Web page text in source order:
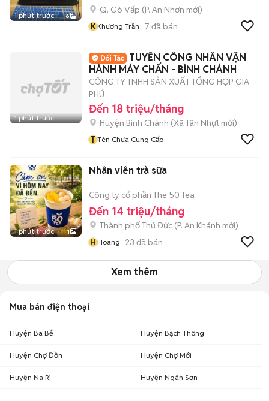
1 phút trước 6
Q. Gò Vấp (P. An Nhơn mới)
KKhương Trần 7 đã bán
1 phút trước
TUYỂN CÔNG NHÂN VẬN
HÀNH MÁY CHẤN - BÌNH CHÁNH
CÔNG TY TNHH SẢN XUẤT TỔNG HỢP GIA
PHÚ
Đến 18 triệu/tháng
Huyện Bình Chánh (Xã Tân Nhựt mới)
T Tên Chưa Cung Cấp
1 phút trước 1
Nhân viên trà sữa
Công ty cổ phần The 50 Tea
Đến 14 triệu/tháng
Thành phố Thủ Đức (P. An Khánh mới)
HHoang 23 đã bán
Xem thêm
Mua bán điện thoại
Huyện Ba Bể Huyện Bạch Thông
Huyện Chợ Đồn Huyện Chợ Mới
Huyện Na Rì Huyện Ngân Sơn